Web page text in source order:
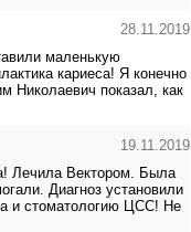
28.11.2019
маленькую
кариеса! Я конечно
Николаевич показал, как
19.11.2019
Лечила Вектором. Была
Диагноз установили
и стоматологию ЦСС! Не